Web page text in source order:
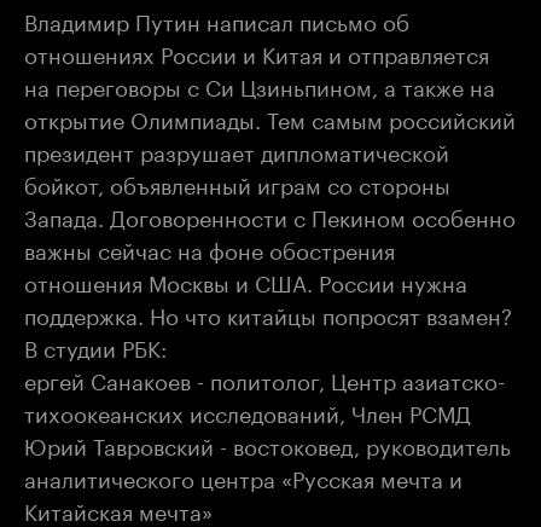
Владимир Путин написал письмо об
отношениях России и Китая и отправляется
на переговоры с Си Цзиньпином, а также на
открытие Олимпиады. Тем самым российский
президент разрушает дипломатической
бойкот, объявленный играм со стороны
Запада. Договоренности с Пекином особенно
важны сейчас на фоне обострения
отношения Москвы и США. России нужна
поддержка. Но что китайцы попросят взамен?
В студии РБК:
ергей Санакоев - политолог, Центр азиатско-
тихоокеанских исследований, Член РСМД
Юрий Тавровский - востоковед, руководитель
аналитического центра «Русская мечта и
Китайская мечта»